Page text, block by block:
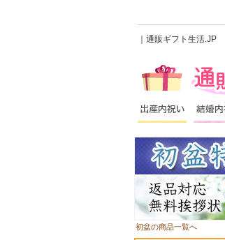
｜通販ギフト生活.JP
初盆の商品一覧へ